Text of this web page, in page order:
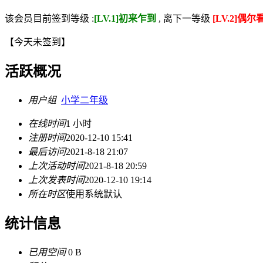
该会员目前签到等级 :[LV.1]初来乍到 , 离下一等级 [LV.2]偶尔
【今天未签到 】
活跃概况
用户组 小学二年级
在线时间1 小时
注册时间2020-12-10 15:41
最后访问2021-8-18 21:07
上次活动时间2021-8-18 20:59
上次发表时间2020-12-10 19:14
所在时区使用系统默认
统计信息
已用空间0 B